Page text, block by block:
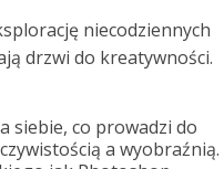
niecodziennych
drzwi do kreatywności.
siebie, co prowadzi do
a wyobraźnią.